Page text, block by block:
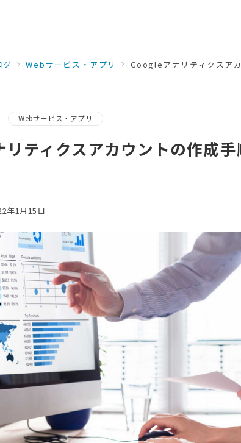
グ Webサービス・アプリ Googleアナリティクスア
Webサービス・アプリ
ティクスアカウントの作成手
年1月15日